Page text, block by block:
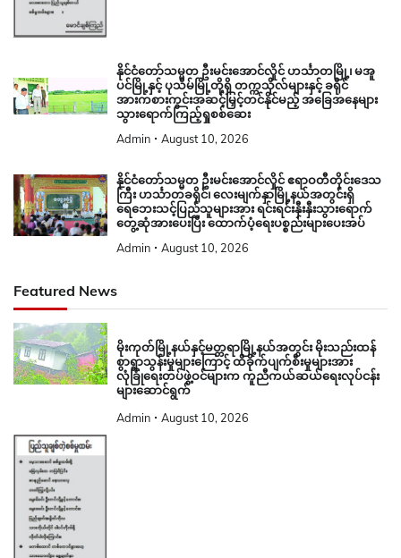
နိုင်ငံတော်သမ္မတ ဦးမင်းအောင်လှိုင် ဟင်္သာတမြို့၊ မအူ
ပင်မြို့နှင့် ပုသိမ်မြို့တို့ရှိ တက္ကသိုလ်များနှင့် ခရိုင်
အားကစားကွင်းအဆင့်မြှင့်တင်နိုင်မည့် အခြေအနေများ
သွားရောက်ကြည့်ရှုစစ်ဆေး
Admin August 10, 2026
နိုင်ငံတော်သမ္မတ ဦးမင်းအောင်လှိုင် ဧရာဝတီတိုင်းဒေသ
ကြီး ဟင်္သာတခရိုင်၊ လေးမျက်နှာမြို့နယ်အတွင်းရှိ
ရေဘေးသင့်ပြည်သူများအား ရင်းရင်းနှီးနှီးသွားရောက်
တွေ့ဆုံအားပေးပြီး ထောက်ပံ့ရေးပစ္စည်းများပေးအပ်
Admin August 10, 2026
Featured News
မိုးကုတ်မြို့နယ်နှင့်မတ္တရာမြို့နယ်အတွင်း မိုးသည်းထန်
စွာရွာသွန်းမှုများကြောင့် ထိခိုက်ပျက်စီးမှုများအား
လုံခြုံရေးတပ်ဖွဲ့ဝင်များက ကူညီကယ်ဆယ်ရေးလုပ်ငန်း
များဆောင်ရွက်
Admin August 10, 2026